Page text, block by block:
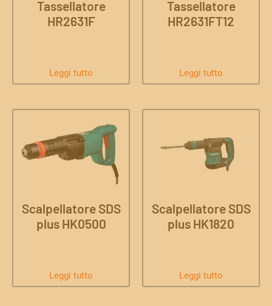
Tassellatore
HR2631F
Leggi tutto
Tassellatore
HR2631FT12
Leggi tutto
Scalpellatore SDS
plus HK0500
Leggi tutto
Scalpellatore SDS
plus HK1820
Leggi tutto